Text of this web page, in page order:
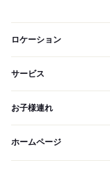
ロケーション
サービス
お子様連れ
ホームページ